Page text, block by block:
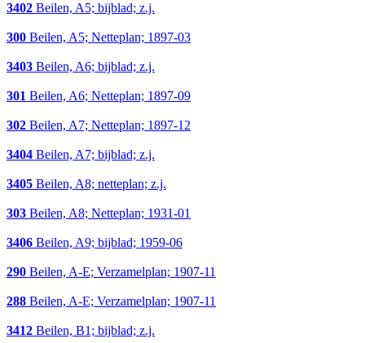
3402 Beilen, A5; bijblad; z.j.
300 Beilen, A5; Netteplan; 1897-03
3403 Beilen, A6; bijblad; z.j.
301 Beilen, A6; Netteplan; 1897-09
302 Beilen, A7; Netteplan; 1897-12
3404 Beilen, A7; bijblad; z.j.
3405 Beilen, A8; netteplan; z.j.
303 Beilen, A8; Netteplan; 1931-01
3406 Beilen, A9; bijblad; 1959-06
290 Beilen, A-E; Verzamelplan; 1907-11
288 Beilen, A-E; Verzamelplan; 1907-11
3412 Beilen, B1; bijblad; z.j.